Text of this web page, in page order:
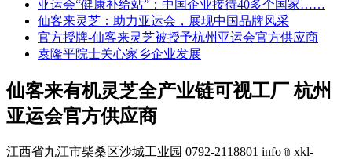
亚运会“健康补给站”：中国企业接待40多个国家……
仙客来灵芝：助力亚运会，展现中国品牌风采
官方授牌-仙客来灵芝被授予杭州亚运会官方供应商
袁隆平院士关心家乡企业发展
仙客来有机灵芝全产业链可视工厂 杭州
亚运会官方供应商
江西省九江市柴桑区沙城工业园 0792-2118801 info﹫xkl-